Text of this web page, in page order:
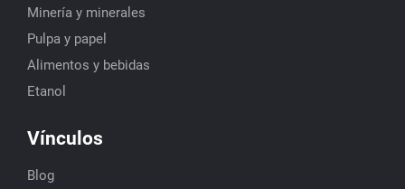
Minería y minerales
Pulpa y papel
Alimentos y bebidas
Etanol
Vínculos
Blog